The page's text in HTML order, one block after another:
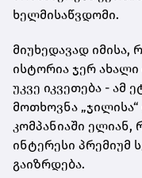
ხელმისაწვდომი.
მიუხედავად
ისტორია ჯერ
უკვე იკვეთება - ამ
მოთხოვნა
კომპანიაში
ინტერესი პრემიუმ
გაიზრდება.